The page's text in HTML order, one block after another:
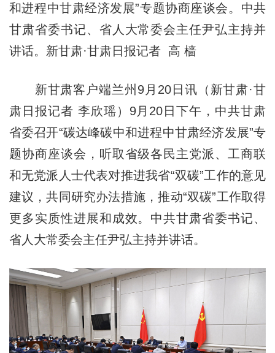
和进程中甘肃经济发展”专题协商座谈会。中共
甘肃省委书记、省人大常委会主任尹弘主持并
讲话。新甘肃·甘肃日报记者 高 樯
新甘肃客户端兰州9月20日讯（新甘肃·甘
肃日报记者 李欣瑶）9月20日下午，中共甘肃
省委召开“碳达峰碳中和进程中甘肃经济发展”专
题协商座谈会，听取省级各民主党派、工商联
和无党派人士代表对推进我省“双碳”工作的意见
建议，共同研究办法措施，推动“双碳”工作取得
更多实质性进展和成效。中共甘肃省委书记、
省人大常委会主任尹弘主持并讲话。